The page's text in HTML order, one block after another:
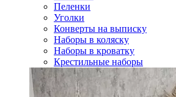
Пеленки
Уголки
Конверты на выписку
Наборы в коляску
Наборы в кроватку
Крестильные наборы